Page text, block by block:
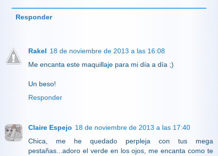
Responder
Rakel 18 de noviembre de 2013 a las 16:08
Me encanta este maquillaje para mi día a día ;)
Un beso!
Responder
Claire Espejo 18 de noviembre de 2013 a las 17:40
Chica, me he quedado perpleja con tus mega
pestañas...adoro el verde en los ojos, me encanta como te